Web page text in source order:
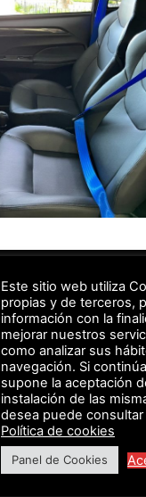
Bonos descuento para
los viajes a ferias
organizadas por Feria
Valencia al obtener tu
entrada
Descuento en tarifas
de hotel durante
ferias organizadas
por Feria Valencia
©
los
Este sitio web utiliza
propias y de terceros,
información con la
mejorar nuestros
como analizar sus
navegación. Si
supone la aceptación
instalación de las
desea puede
Política de cookies
Panel de Cookies